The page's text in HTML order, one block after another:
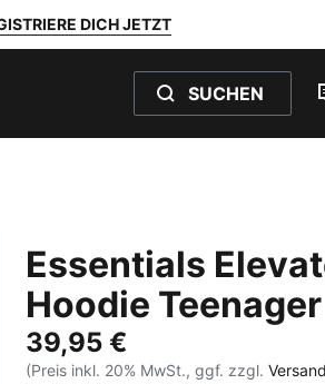
DICH JETZT
SUCHEN
Essentials
Hoodie Teenager
39,95 €
(Preis inkl. 20% MwSt., ggf. zzgl.